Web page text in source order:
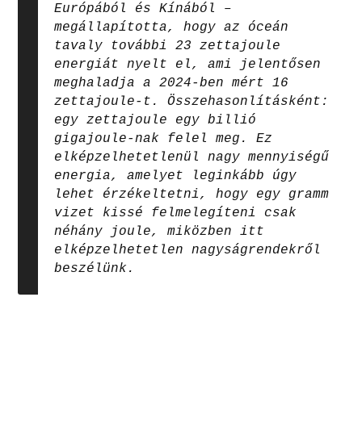
Európából és Kínából –
megállapította, hogy az óceán
tavaly további 23 zettajoule
energiát nyelt el, ami jelentősen
meghaladja a 2024-ben mért 16
zettajoule-t. Összehasonlításként:
egy zettajoule egy billió
gigajoule-nak felel meg. Ez
elképzelhetetlenül nagy mennyiségű
energia, amelyet leginkább úgy
lehet érzékeltetni, hogy egy gramm
vizet kissé felmelegíteni csak
néhány joule, miközben itt
elképzelhetetlen nagyságrendekről
beszélünk.